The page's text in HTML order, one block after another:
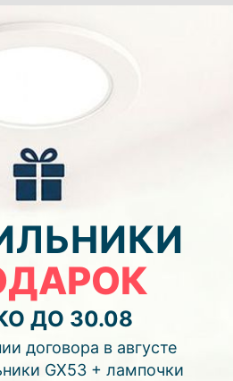
И ТРЕТИЙ
48
мин.
>>
потолка
подсветкой (смотреть видео)
ДО 30.08
договора в августе
GX53 + лампочки